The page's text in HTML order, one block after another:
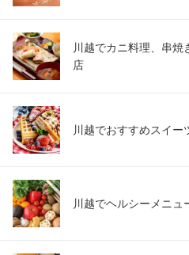
川越でカニ料理、串
店
川越でおすすめスイー
川越でヘルシーメニュ